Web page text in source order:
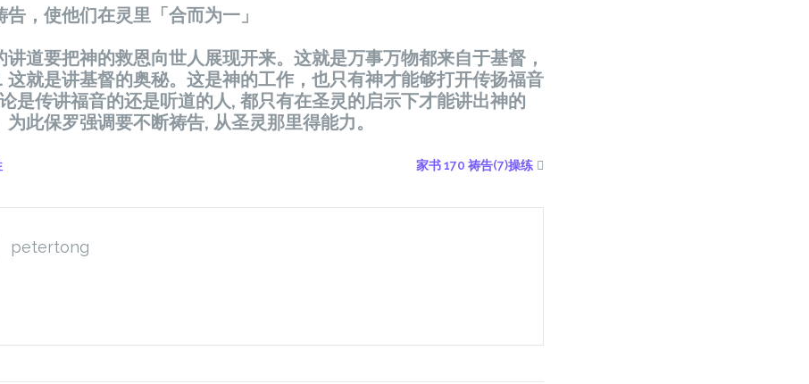
，使他们在灵里「合而为一」
讲道要把神的救恩向世人展现开来。这就是万事万物都来自于基督，
这就是讲基督的奥秘。这是神的工作，也只有神才能够打开传扬福音
是传讲福音的还是听道的人, 都只有在圣灵的启示下才能讲出神的
此保罗强调要不断祷告, 从圣灵那里得能力。
家书 170 祷告(7)操练
petertong